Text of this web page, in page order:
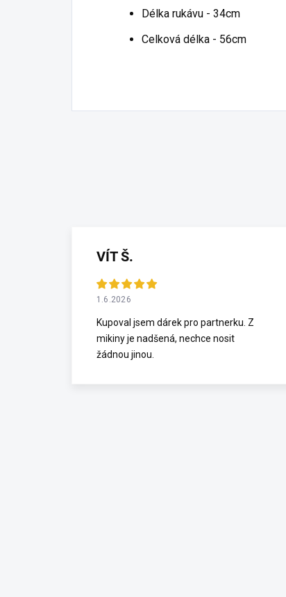
Délka rukávu - 34cm
Celková délka - 56cm
VÍT Š.
1.6.2026
Kupoval jsem dárek pro partnerku. Z
mikiny je nadšená, nechce nosit
žádnou jinou.